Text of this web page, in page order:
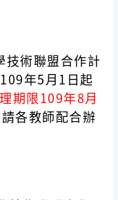
技術聯盟合作計
年5月1日起
期限109年8月
各教師配合辦